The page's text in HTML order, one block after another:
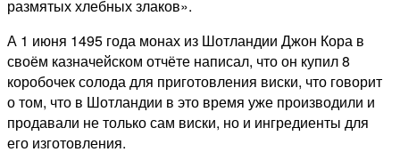
размятых хлебных злаков».
А 1 июня 1495 года монах из Шотландии Джон Кора в
своём казначейском отчёте написал, что он купил 8
коробочек солода для приготовления виски, что говорит
о том, что в Шотландии в это время уже производили и
продавали не только сам виски, но и ингредиенты для
его изготовления.